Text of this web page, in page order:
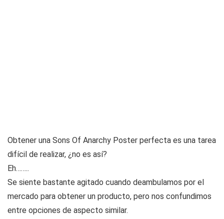
Obtener una Sons Of Anarchy Poster perfecta es una tarea
difícil de realizar, ¿no es así?
Eh……..
Se siente bastante agitado cuando deambulamos por el
mercado para obtener un producto, pero nos confundimos
entre opciones de aspecto similar.